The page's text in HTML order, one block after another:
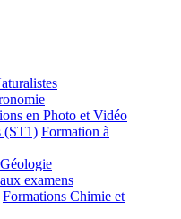
en Photo et Vidéo
(ST1) Formation à
examens
Formations Chimie et